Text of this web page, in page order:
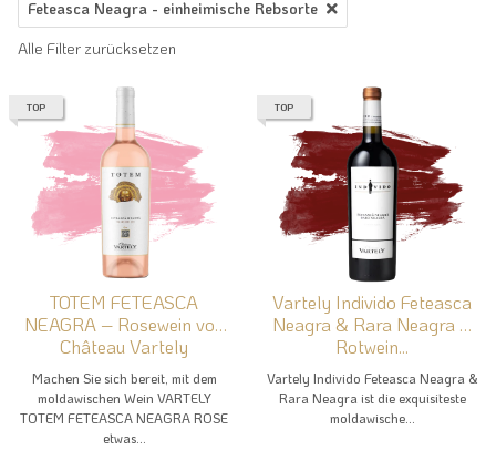
Feteasca Neagra - einheimische Rebsorte
Alle Filter zurücksetzen
TOP
TOTEM FETEASCA
NEAGRA – Rosewein von
Château Vartely
Machen Sie sich bereit, mit dem
moldawischen Wein VARTELY
TOTEM FETEASCA NEAGRA ROSE
etwas...
TOP
Vartely Individo Feteasca
Neagra & Rara Neagra –
Rotwein...
Vartely Individo Feteasca Neagra &
Rara Neagra ist die exquisiteste
moldawische...